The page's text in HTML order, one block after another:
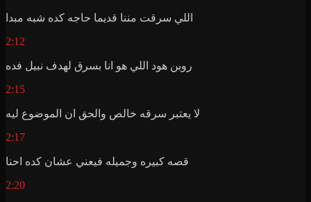
اللي سرقت مننا قديما حاجه كده شبه مبدا
2:12
روبن هود اللي هو انا بسرق لهدف نبيل فده
2:15
لا يعتبر سرقه خالص والحق ان الموضوع ليه
2:17
قصه كبيره وجميله فيعني عشان كده احنا
2:20